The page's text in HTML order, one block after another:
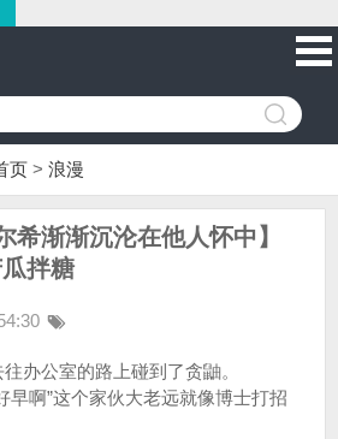
页 > 浪漫
希渐渐沉沦在他人怀中】
瓜拌糖
公室的路上碰到了贪鼬。
啊”这个家伙大老远就像博士打招